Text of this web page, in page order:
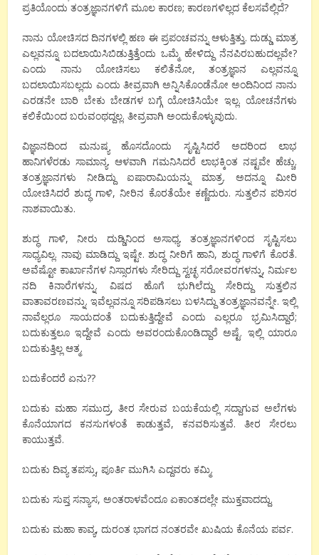
ಪ್ರತಿಯೊಂದು ತಂತ್ರಜ್ಞಾನಗಳಿಗೆ ಮೂಲ ಕಾರಣ; ಕಾರಣಗಳಿಲ್ಲದ ಕೆಲಸವೆಲ್ಲಿದೆ?
ನಾನು ಯೋಚಿಸದ ದಿನಗಳಲ್ಲಿ ಹಣ ಈ ಪ್ರಪಂಚವನ್ನು ಆಳುತ್ತಿತ್ತು. ದುಡ್ಡು ಮಾತ್ರ
ಎಲ್ಲವನ್ನೂ ಬದಲಾಯಿಸಿಬಿಡುತ್ತಿತ್ತೆಂದು ಒಮ್ಮೆ ಹೇಳಿದ್ದು ನೆನಪಿರಬಹುದಲ್ಲವೇ?
ಎಂದು ನಾನು ಯೋಚಿಸಲು ಕಲಿತೆನೋ, ತಂತ್ರಜ್ಞಾನ ಎಲ್ಲವನ್ನೂ
ಬದಲಾಯಿಸಬಲ್ಲದು ಎಂದು ತೀವ್ರವಾಗಿ ಅನ್ನಿಸಿಕೊಂಡೆನೋ ಅಂದಿನಿಂದ ನಾನು
ಎರಡನೇ ಬಾರಿ ಬೇಕು ಬೇಡಗಳ ಬಗ್ಗೆ ಯೋಚಿಸಿಯೇ ಇಲ್ಲ. ಯೋಚನೆಗಳು
ಕಲಿಕೆಯಿಂದ ಬರುವಂಥದ್ದಲ್ಲ. ತೀವ್ರವಾಗಿ ಅಂದುಕೊಳ್ಳುವುದು.
ವಿಜ್ಞಾನದಿಂದ ಮನುಷ್ಯ ಹೊಸದೊಂದು ಸೃಷ್ಟಿಸಿದರೆ ಅದರಿಂದ ಲಾಭ
ಹಾನಿಗಳೆರಡು ಸಾಮಾನ್ಯ. ಆಳವಾಗಿ ಗಮನಿಸಿದರೆ ಲಾಭಕ್ಕಿಂತ ನಷ್ಟವೇ ಹೆಚ್ಚು.
ತಂತ್ರಜ್ಞಾನಗಳು ನೀಡಿದ್ದು ಐಷಾರಾಮಿಯನ್ನು ಮಾತ್ರ. ಅದನ್ನೂ ಮೀರಿ
ಯೋಚಿಸಿದರೆ ಶುದ್ಧ ಗಾಳಿ, ನೀರಿನ ಕೊರತೆಯೇ ಕಣ್ಣೆದುರು. ಸುತ್ತಲಿನ ಪರಿಸರ
ನಾಶವಾಯಿತು.
ಶುದ್ಧ ಗಾಳಿ, ನೀರು ದುಡ್ಡಿನಿಂದ ಅಸಾಧ್ಯ. ತಂತ್ರಜ್ಞಾನಗಳಿಂದ ಸೃಷ್ಟಿಸಲು
ಸಾಧ್ಯವಿಲ್ಲ. ನಾವು ಮಾಡಿದ್ದು ಇಷ್ಟೇ. ಶುದ್ಧ ನೀರಿಗೆ ಹಾನಿ, ಶುದ್ಧ ಗಾಳಿಗೆ ಕೊರತೆ.
ಅವೆಷ್ಟೋ ಕಾರ್ಖಾನೆಗಳ ನಿಸ್ಸಾರಗಳು ಸೇರಿದ್ದು ಸ್ವಚ್ಛ ಸರೋವರಗಳನ್ನು, ನಿರ್ಮಲ
ನದಿ ಕಿನಾರೆಗಳನ್ನು. ವಿಷದ ಹೊಗೆ ಭುಗಿಲೆದ್ದು ಸೇರಿದ್ದು ಸುತ್ತಲಿನ
ವಾತಾವರಣವನ್ನು. ಇವೆಲ್ಲವನ್ನೂ ಸರಿಪಡಿಸಲು ಬಳಸಿದ್ದು ತಂತ್ರಜ್ಞಾನವನ್ನೇ. ಇಲ್ಲಿ
ನಾವೆಲ್ಲರೂ ಸಾಯದಂತೆ ಬದುಕುತ್ತಿದ್ದೇವೆ ಎಂದು ಎಲ್ಲರೂ ಭ್ರಮಿಸಿದ್ದಾರೆ;
ಬದುಕುತ್ತಲೂ ಇದ್ದೇವೆ ಎಂದು ಅವರಂದುಕೊಂಡಿದ್ದಾರೆ ಅಷ್ಟೆ. ಇಲ್ಲಿ ಯಾರೂ
ಬದುಕುತ್ತಿಲ್ಲ ಆತ್ಮ.
ಬದುಕೆಂದರೆ ಏನು??
ಬದುಕು ಮಹಾ ಸಮುದ್ರ, ತೀರ ಸೇರುವ ಬಯಕೆಯಲ್ಲಿ ಸದ್ದಾಗುವ ಅಲೆಗಳು
ಕೊನೆಯಾಗದ ಕನಸುಗಳಂತೆ ಕಾಡುತ್ತವೆ, ಕನವರಿಸುತ್ತವೆ. ತೀರ ಸೇರಲು
ಕಾಯುತ್ತವೆ.
ಬದುಕು ದಿವ್ಯ ತಪಸ್ಸು, ಪೂರ್ತಿ ಮುಗಿಸಿ ಎದ್ದವರು ಕಮ್ಮಿ.
ಬದುಕು ಸುಪ್ತ ಸನ್ಯಾಸ, ಅಂತರಾಳವೆಂದೂ ಏಕಾಂತದಲ್ಲೇ ಮುಕ್ತವಾದದ್ದು.
ಬದುಕು ಮಹಾ ಕಾವ್ಯ, ದುರಂತ ಭಾಗದ ನಂತರವೇ ಖುಷಿಯ ಕೊನೆಯ ಪರ್ವ.